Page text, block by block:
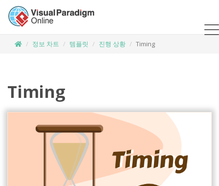
정보 차트 템플릿 진행 상황 Timing
Timing